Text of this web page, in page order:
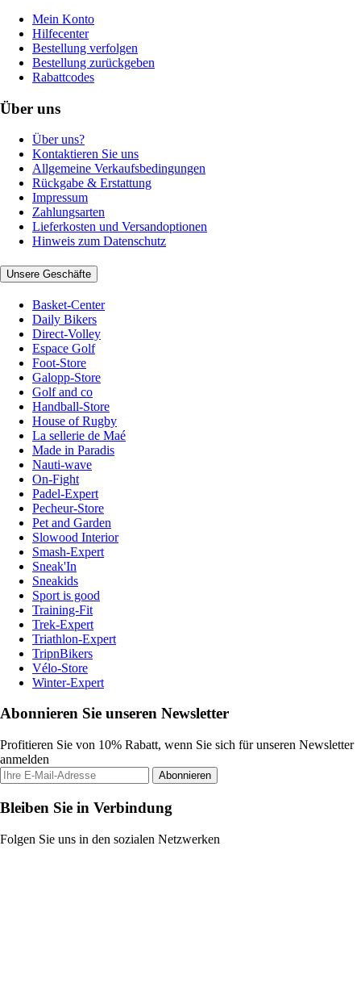
Mein Konto
Hilfecenter
Bestellung verfolgen
Bestellung zurückgeben
Rabattcodes
Über uns
Über uns?
Kontaktieren Sie uns
Allgemeine Verkaufsbedingungen
Rückgabe & Erstattung
Impressum
Zahlungsarten
Lieferkosten und Versandoptionen
Hinweis zum Datenschutz
Unsere Geschäfte
Basket-Center
Daily Bikers
Direct-Volley
Espace Golf
Foot-Store
Galopp-Store
Golf and co
Handball-Store
House of Rugby
La sellerie de Maé
Made in Paradis
Nauti-wave
On-Fight
Padel-Expert
Pecheur-Store
Pet and Garden
Slowood Interior
Smash-Expert
Sneak'In
Sneakids
Sport is good
Training-Fit
Trek-Expert
Triathlon-Expert
TripnBikers
Vélo-Store
Winter-Expert
Abonnieren Sie unseren Newsletter
Profitieren Sie von 10% Rabatt, wenn Sie sich für unseren Newsletter
anmelden
Abonnieren
Bleiben Sie in Verbindung
Folgen Sie uns in den sozialen Netzwerken